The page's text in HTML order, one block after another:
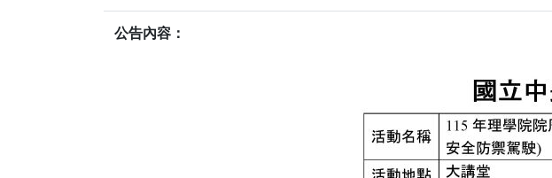
公告內容：